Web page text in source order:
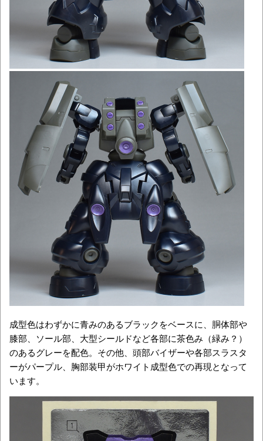
成型色はわずかに青みのあるブラックをベースに、胴体部や
膝部、ソール部、大型シールドなど各部に茶色み（緑み？）
のあるグレーを配色。その他、頭部バイザーや各部スラスタ
ーがパープル、胸部装甲がホワイト成型色での再現となって
います。